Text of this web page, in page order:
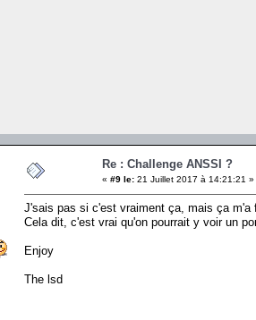
Re : Challenge ANSSI ?
« #9 le: 21 Juillet 2017 à 14:21:21 »
J'sais pas si c'est vraiment ça, mais ça m'a
Cela dit, c'est vrai qu'on pourrait y voir un
Enjoy
The lsd